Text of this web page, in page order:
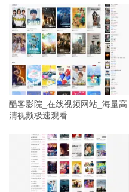
酷客影院_在线视频网站_海量高
清视频极速观看